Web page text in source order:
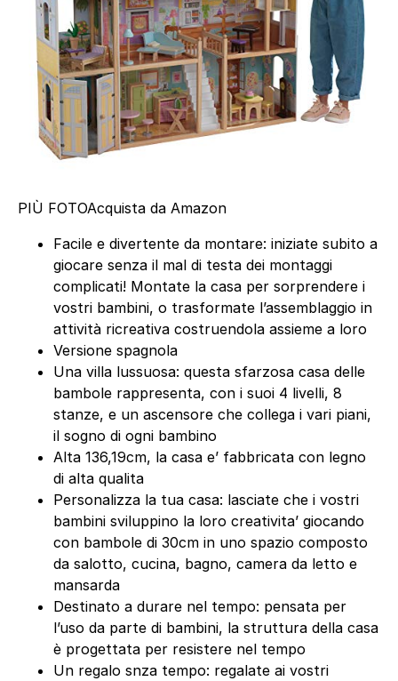
PIÙ FOTOAcquista da Amazon
Facile e divertente da montare: iniziate subito a
giocare senza il mal di testa dei montaggi
complicati! Montate la casa per sorprendere i
vostri bambini, o trasformate l’assemblaggio in
attività ricreativa costruendola assieme a loro
Versione spagnola
Una villa lussuosa: questa sfarzosa casa delle
bambole rappresenta, con i suoi 4 livelli, 8
stanze, e un ascensore che collega i vari piani,
il sogno di ogni bambino
Alta 136,19cm, la casa e’ fabbricata con legno
di alta qualita
Personalizza la tua casa: lasciate che i vostri
bambini sviluppino la loro creativita’ giocando
con bambole di 30cm in uno spazio composto
da salotto, cucina, bagno, camera da letto e
mansarda
Destinato a durare nel tempo: pensata per
l’uso da parte di bambini, la struttura della casa
è progettata per resistere nel tempo
Un regalo snza tempo: regalate ai vostri